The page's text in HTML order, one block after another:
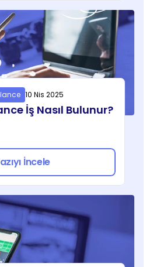
10 Nis 2025
İş Nasıl Bulunur?
İncele